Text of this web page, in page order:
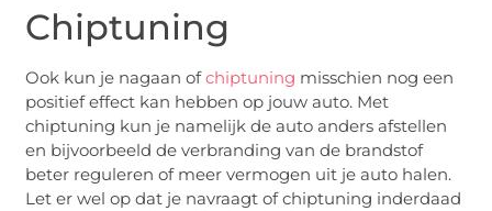
Chiptuning
Ook kun je nagaan ofchiptuning misschien nog een
positief effect kan hebben op jouw auto. Met
chiptuning kun je namelijk de auto anders afstellen
en bijvoorbeeld de verbranding van de brandstof
beter reguleren of meer vermogen uit je auto halen.
Let er wel op dat je navraagt of chiptuning inderdaad